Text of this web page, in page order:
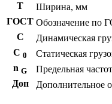
T
Ширина, мм
ГОСТ Обозначение по
C
Динамическая
С 0 Статическая
n G Предельная
Доп
Дополнительное